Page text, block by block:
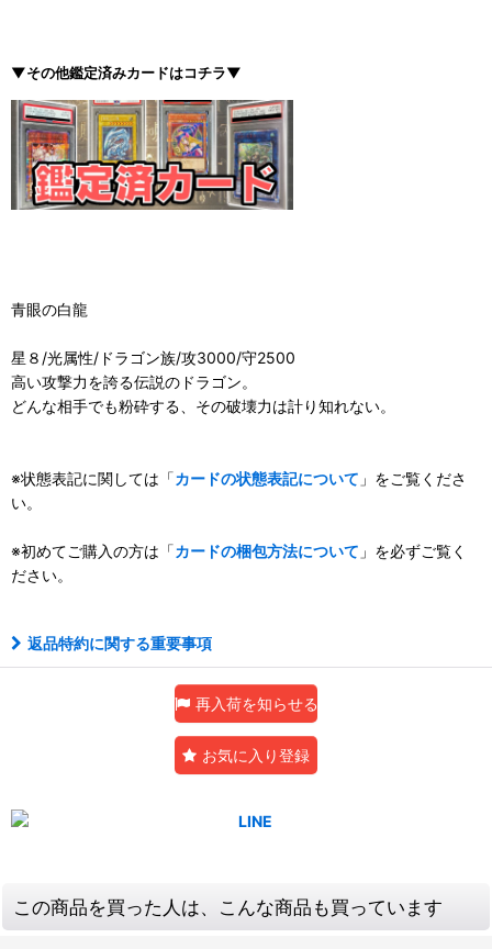
▼その他鑑定済みカードはコチラ▼
青眼の白龍
星８/光属性/ドラゴン族/攻3000/守2500
高い攻撃力を誇る伝説のドラゴン。
どんな相手でも粉砕する、その破壊力は計り知れない。
※状態表記に関しては「カードの状態表記について 」をご覧くださ
い。
※初めてご購入の方は「カードの梱包方法について 」を必ずご覧く
ださい。
返品特約に関する重要事項
再入荷を知らせる
お気に入り登録
この商品を買った人は、こんな商品も買っています